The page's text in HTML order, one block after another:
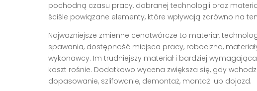
pochodną czasu pracy, dobranej technologii oraz
ściśle powiązane elementy, które wpływają zarówno na
Najważniejsze zmienne cenotwórcze to materiał,
spawania, dostępność miejsca pracy, robocizna,
wykonawcy. Im trudniejszy materiał i bardziej
koszt rośnie. Dodatkowo wycena zwiększa się, gdy
dopasowanie, szlifowanie, demontaż, montaż lub dojazd.